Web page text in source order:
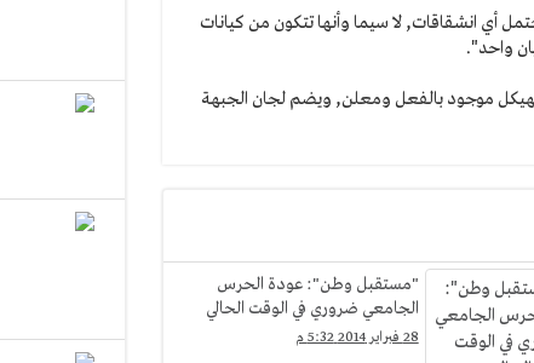
أي انشقاقات, لا سيما وأنها تتكون من كيانات
واحد".
موجود بالفعل ومعلن, ويضم لجان الجبهة
"مستقبل وطن": عودة الحرس
الجامعي ضروري في الوقت الحالي
28 فبراير 2014 5:32 م